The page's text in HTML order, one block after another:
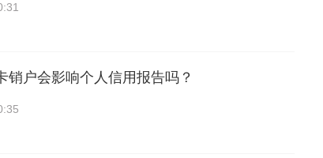
销户会影响个人信用报告吗？